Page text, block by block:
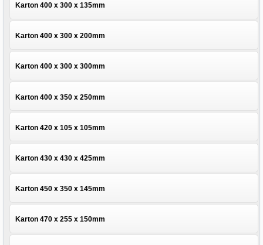
Karton 400 x 300 x 135mm
Karton 400 x 300 x 200mm
Karton 400 x 300 x 300mm
Karton 400 x 350 x 250mm
Karton 420 x 105 x 105mm
Karton 430 x 430 x 425mm
Karton 450 x 350 x 145mm
Karton 470 x 255 x 150mm